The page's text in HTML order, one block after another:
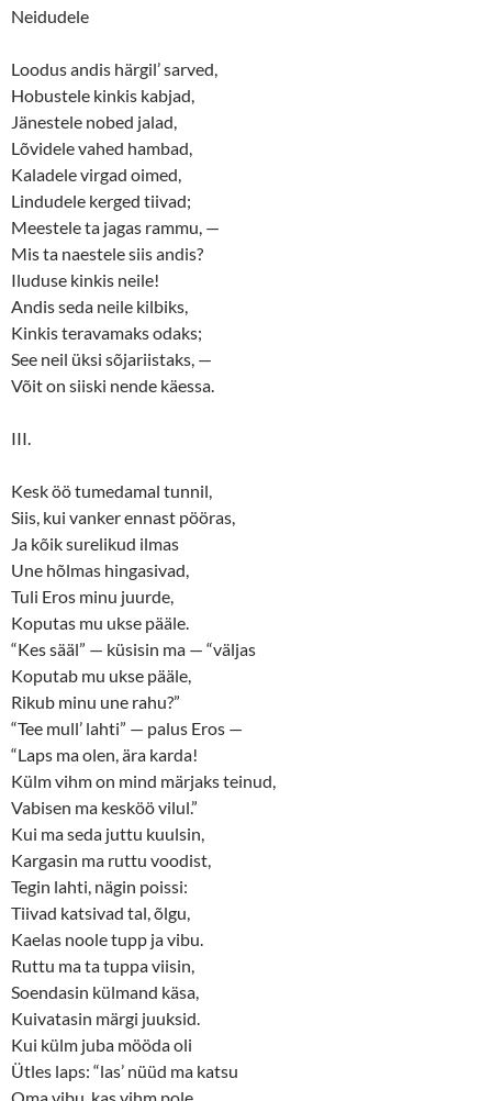
Neidudele
Loodus andis härgil’ sarved,
Hobustele kinkis kabjad,
Jänestele nobed jalad,
Lõvidele vahed hambad,
Kaladele virgad oimed,
Lindudele kerged tiivad;
Meestele ta jagas rammu, —
Mis ta naestele siis andis?
Iluduse kinkis neile!
Andis seda neile kilbiks,
Kinkis teravamaks odaks;
See neil üksi sõjariistaks, —
Võit on siiski nende käessa.
III.
Kesk öö tumedamal tunnil,
Siis, kui vanker ennast pööras,
Ja kõik surelikud ilmas
Une hõlmas hingasivad,
Tuli Eros minu juurde,
Koputas mu ukse pääle.
“Kes sääl” — küsisin ma — “väljas
Koputab mu ukse pääle,
Rikub minu une rahu?”
“Tee mull’ lahti” — palus Eros —
“Laps ma olen, ära karda!
Külm vihm on mind märjaks teinud,
Vabisen ma kesköö vilul.”
Kui ma seda juttu kuulsin,
Kargasin ma ruttu voodist,
Tegin lahti, nägin poissi:
Tiivad katsivad tal, õlgu,
Kaelas noole tupp ja vibu.
Ruttu ma ta tuppa viisin,
Soendasin külmand käsa,
Kuivatasin märgi juuksid.
Kui külm juba mööda oli
Ütles laps: “las’ nüüd ma katsu